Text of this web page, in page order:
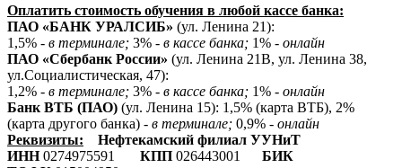
Оплатить стоимость обучения в любой кассе банка:
ПАО «БАНК УРАЛСИБ» (ул. Ленина 21):
1,5% - в терминале; 3% - в кассе банка; 1% - онлайн
ПАО «Сбербанк России» (ул. Ленина 21В, ул. Ленина 38,
ул.Социалистическая, 47):
1,2% - в терминале; 3% - в кассе банка; 1% - онлайн
Банк ВТБ (ПАО) (ул. Ленина 15): 1,5% (карта ВТБ), 2%
(карта другого банка) - в терминале; 0,9% - онлайн
Реквизиты:
Нефтекамский филиал УУНиТ
ИНН0274975591 КПП 026443001 БИК